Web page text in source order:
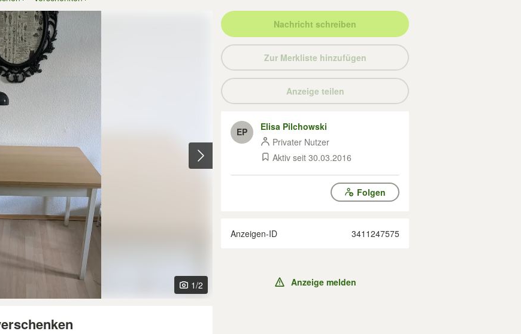
1/2
Nachricht schreiben
Zur Merkliste hinzufügen
Anzeige teilen
EP
Elisa Pilchowski
Privater Nutzer
Aktiv seit 30.03.2016
Folgen
Anzeigen-ID 3411247575
Anzeige melden